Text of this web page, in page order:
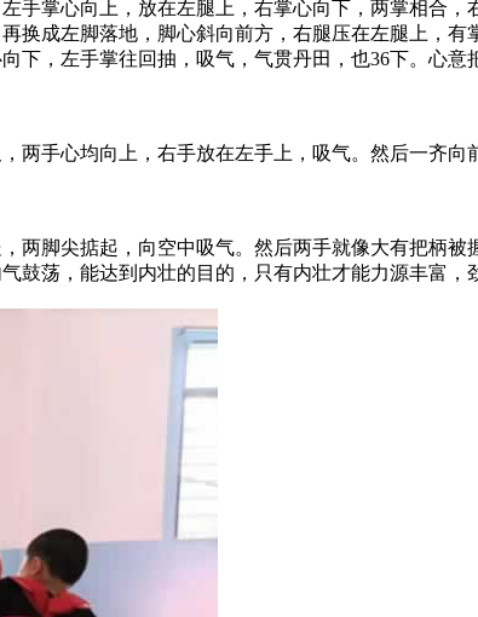
掌心向上，放在左腿上，右掌心向下，两掌相合，
换成左脚落地，脚心斜向前方，右腿压在左腿上，
下，左手掌往回抽，吸气，气贯丹田，也36下。心意
心均向上，右手放在左手上，吸气。然后一齐向
两脚尖掂起，向空中吸气。然后两手就像大有把柄
鼓荡，能达到内壮的目的，只有内壮才能力源丰富，